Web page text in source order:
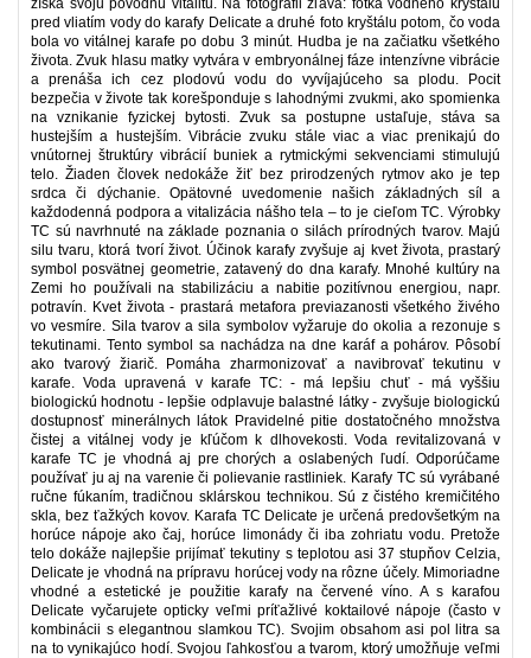
získa svoju pôvodnú vitalitu. Na fotografii zľava: fotka vodného kryštálu
pred vliatím vody do karafy Delicate a druhé foto kryštálu potom, čo voda
bola vo vitálnej karafe po dobu 3 minút. Hudba je na začiatku všetkého
života. Zvuk hlasu matky vytvára v embryonálnej fáze intenzívne vibrácie
a prenáša ich cez plodovú vodu do vyvíjajúceho sa plodu. Pocit
bezpečia v živote tak korešponduje s lahodnými zvukmi, ako spomienka
na vznikanie fyzickej bytosti. Zvuk sa postupne ustaľuje, stáva sa
hustejším a hustejším. Vibrácie zvuku stále viac a viac prenikajú do
vnútornej štruktúry vibrácií buniek a rytmickými sekvenciami stimulujú
telo. Žiaden človek nedokáže žiť bez prirodzených rytmov ako je tep
srdca či dýchanie. Opätovné uvedomenie našich základných síl a
každodenná podpora a vitalizácia nášho tela – to je cieľom TC. Výrobky
TC sú navrhnuté na základe poznania o silách prírodných tvarov. Majú
silu tvaru, ktorá tvorí život. Účinok karafy zvyšuje aj kvet života, prastarý
symbol posvätnej geometrie, zatavený do dna karafy. Mnohé kultúry na
Zemi ho používali na stabilizáciu a nabitie pozitívnou energiou, napr.
potravín. Kvet života - prastará metafora previazanosti všetkého živého
vo vesmíre. Sila tvarov a sila symbolov vyžaruje do okolia a rezonuje s
tekutinami. Tento symbol sa nachádza na dne karáf a pohárov. Pôsobí
ako tvarový žiarič. Pomáha zharmonizovať a navibrovať tekutinu v
karafe. Voda upravená v karafe TC: - má lepšiu chuť - má vyššiu
biologickú hodnotu - lepšie odplavuje balastné látky - zvyšuje biologickú
dostupnosť minerálnych látok Pravidelné pitie dostatočného množstva
čistej a vitálnej vody je kľúčom k dlhovekosti. Voda revitalizovaná v
karafe TC je vhodná aj pre chorých a oslabených ľudí. Odporúčame
používať ju aj na varenie či polievanie rastliniek. Karafy TC sú vyrábané
ručne fúkaním, tradičnou sklárskou technikou. Sú z čistého kremičitého
skla, bez ťažkých kovov. Karafa TC Delicate je určená predovšetkým na
horúce nápoje ako čaj, horúce limonády či iba zohriatu vodu. Pretože
telo dokáže najlepšie prijímať tekutiny s teplotou asi 37 stupňov Celzia,
Delicate je vhodná na prípravu horúcej vody na rôzne účely. Mimoriadne
vhodné a estetické je použitie karafy na červené víno. A s karafou
Delicate vyčarujete opticky veľmi príťažlivé koktailové nápoje (často v
kombinácii s elegantnou slamkou TC). Svojim obsahom asi pol litra sa
na to vynikajúco hodí. Svojou ľahkosťou a tvarom, ktorý umožňuje veľmi